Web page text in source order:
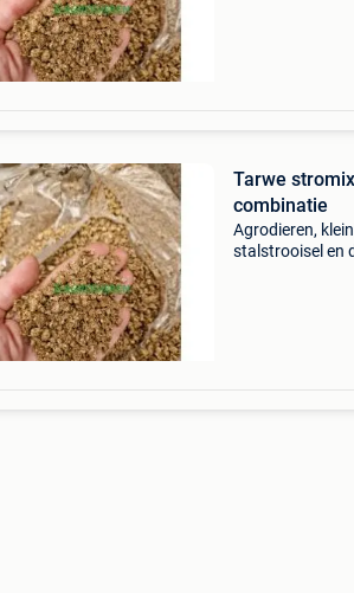
Tarwe
combinatie
Agrodieren,
stalstrooisel en